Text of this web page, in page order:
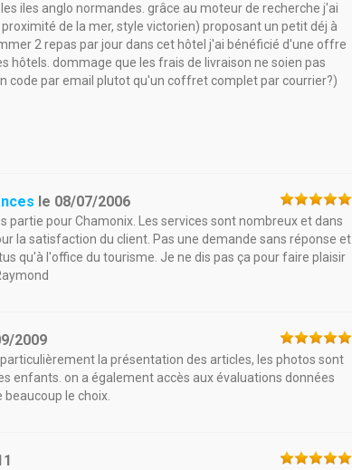
iles anglo normandes. grâce au moteur de recherche j'ai
de la mer, style victorien) proposant un petit déj à
2 repas par jour dans cet hôtel j'ai bénéficié d'une offre
hôtels. dommage que les frais de livraison ne soien pas
code par email plutot qu'un coffret complet par courrier?)
le 08/07/2006
partie pour Chamonix. Les services sont nombreux et dans
la satisfaction du client. Pas une demande sans réponse et
qu'à l'office du tourisme. Je ne dis pas ça pour faire plaisir
2009
la présentation des articles, les photos sont
enfants. on a également accès aux évaluations données
le choix.